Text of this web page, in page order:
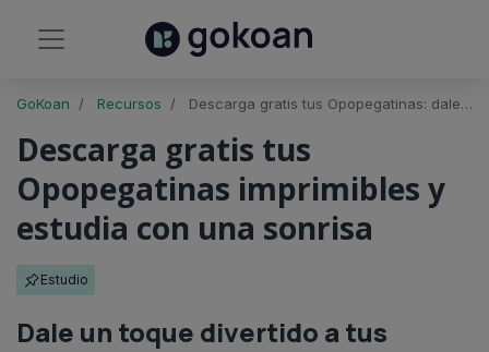
GoKoan Recursos Descarga gratis tus Opopegatinas: dale un toque de humor a tus apuntes
Descarga gratis tus
Opopegatinas imprimibles y
estudia con una sonrisa
Estudio
Dale un toque divertido a tus